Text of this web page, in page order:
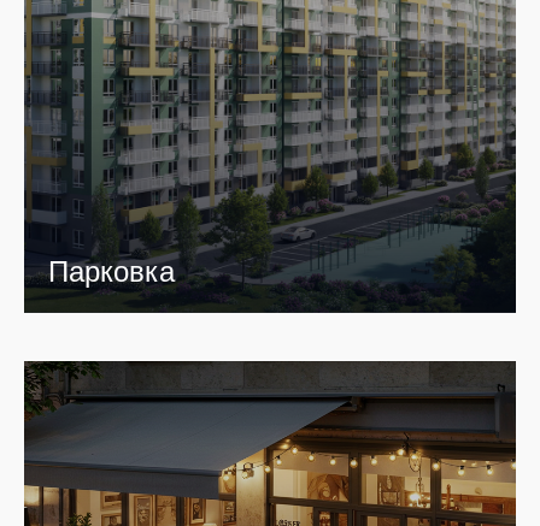
Парковка